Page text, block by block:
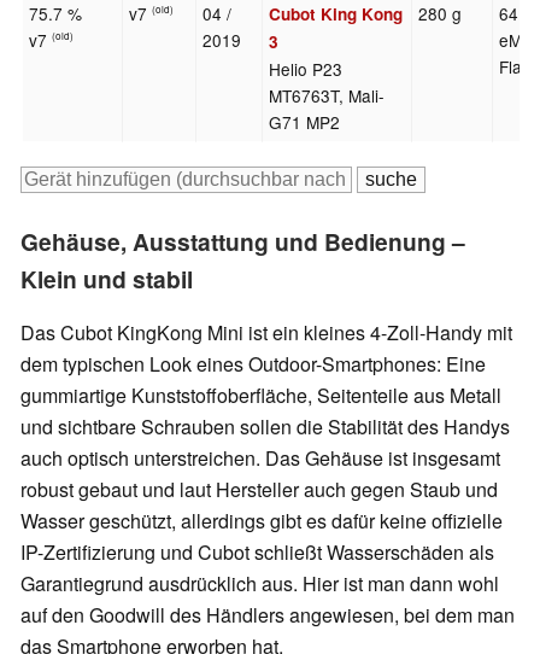
75.7 %
v7(old)
v7(old)
04 /
2019
Cubot King Kong
3
Helio P23
MT6763T, Mali-
G71 MP2
280 g
64
Flash
Gehäuse, Ausstattung und Bedienung –
Klein und stabil
Das Cubot KingKong Mini ist ein kleines 4-Zoll-Handy mit
dem typischen Look eines Outdoor-Smartphones: Eine
gummiartige Kunststoffoberfläche, Seitenteile aus Metall
und sichtbare Schrauben sollen die Stabilität des Handys
auch optisch unterstreichen. Das Gehäuse ist insgesamt
robust gebaut und laut Hersteller auch gegen Staub und
Wasser geschützt, allerdings gibt es dafür keine offizielle
IP-Zertifizierung und Cubot schließt Wasserschäden als
Garantiegrund ausdrücklich aus. Hier ist man dann wohl
auf den Goodwill des Händlers angewiesen, bei dem man
das Smartphone erworben hat.